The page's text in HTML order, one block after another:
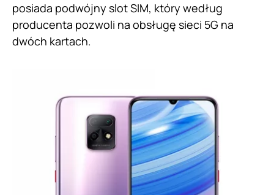
posiada podwójny slot SIM, który według
producenta pozwoli na obsługę sieci 5G na
dwóch kartach.